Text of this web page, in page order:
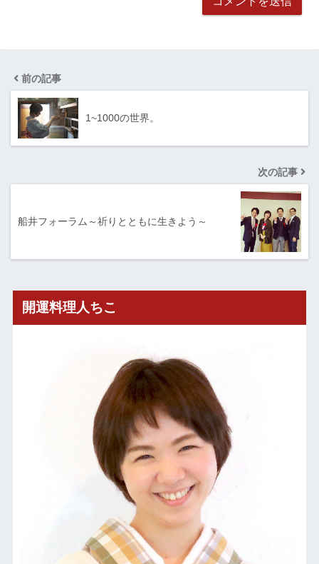
前の記事
1~1000の世界。
次の記事
船井フォーラム～祈りとともに生きよう～
開運料理人ちこ